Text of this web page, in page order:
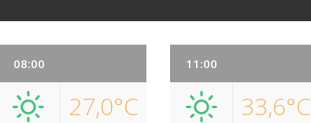
08:00
27,0°C
11:00
33,6°C